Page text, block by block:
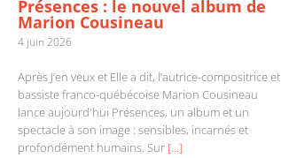
Présences : le nouvel album de
Marion Cousineau
4 juin 2026
Après J’en veux et Elle a dit, l’autrice-compositrice et
bassiste franco-québécoise Marion Cousineau
lance aujourd'hui Présences, un album et un
spectacle à son image : sensibles, incarnés et
profondément humains. Sur [...]
Elle a dit : une nouvelle chanson de Marion
Cousineau